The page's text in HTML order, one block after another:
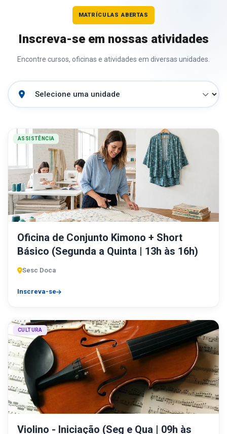
MATRÍCULAS ABERTAS
Inscreva-se em nossas atividades
Encontre cursos, oficinas e atividades em diversas unidades.
ASSISTÊNCIA
Oficina de Conjunto Kimono + Short
Básico (Segunda a Quinta | 13h às 16h)
Sesc Doca
Inscreva-se
CULTURA
Violino - Iniciação (Seg e Qua | 09h às